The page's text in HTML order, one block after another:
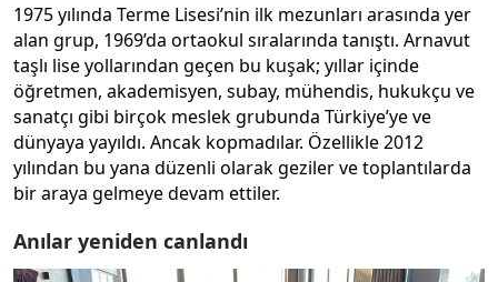
1975 yılında Terme Lisesi’nin ilk mezunları arasında yer
alan grup, 1969’da ortaokul sıralarında tanıştı. Arnavut
taşlı lise yollarından geçen bu kuşak; yıllar içinde
öğretmen, akademisyen, subay, mühendis, hukukçu ve
sanatçı gibi birçok meslek grubunda Türkiye’ye ve
dünyaya yayıldı. Ancak kopmadılar. Özellikle 2012
yılından bu yana düzenli olarak geziler ve toplantılarda
bir araya gelmeye devam ettiler.
Anılar yeniden canlandı